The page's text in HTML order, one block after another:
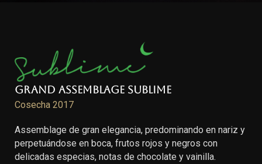
Grand Assemblage Sublime
Cosecha 2017
Assemblage de gran elegancia, predominando en nariz y
perpetuándose en boca, frutos rojos y negros con
delicadas especias, notas de chocolate y vainilla.